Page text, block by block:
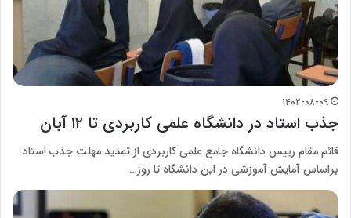
۱۴۰۲-۰۸-۰۹
جذب استاد در دانشگاه علمی کاربردی تا ۱۲ آبان
قائم مقام رییس دانشگاه جامع علمی کاربردی از تمدید مهلت جذب استاد
براساس آمایش آموزشی در این دانشگاه تا روز…